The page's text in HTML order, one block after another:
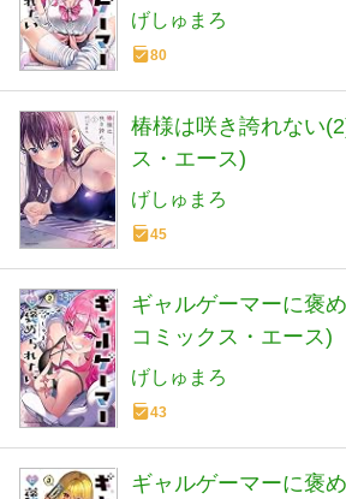
げしゅまろ
80
椿様は咲き誇れない
ス・エース)
げしゅまろ
45
ギャルゲーマーに褒
コミックス・エース)
げしゅまろ
43
ギャルゲーマーに褒